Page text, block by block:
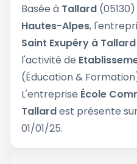
Basée à Tallard
Hautes-Alpes,
Saint Exupéry à Tallard
l'activité de
(Éducation &
L'entreprise École
Tallardest présente
01/01/25.